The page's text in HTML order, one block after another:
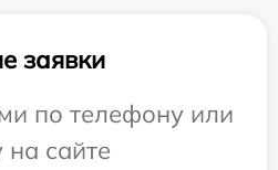
заявки
по телефону или
на сайте